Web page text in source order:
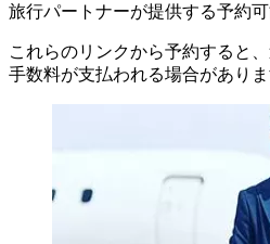
旅行パートナーが提供する予約
これらのリンクから予約すると
手数料が支払われる場合がありま